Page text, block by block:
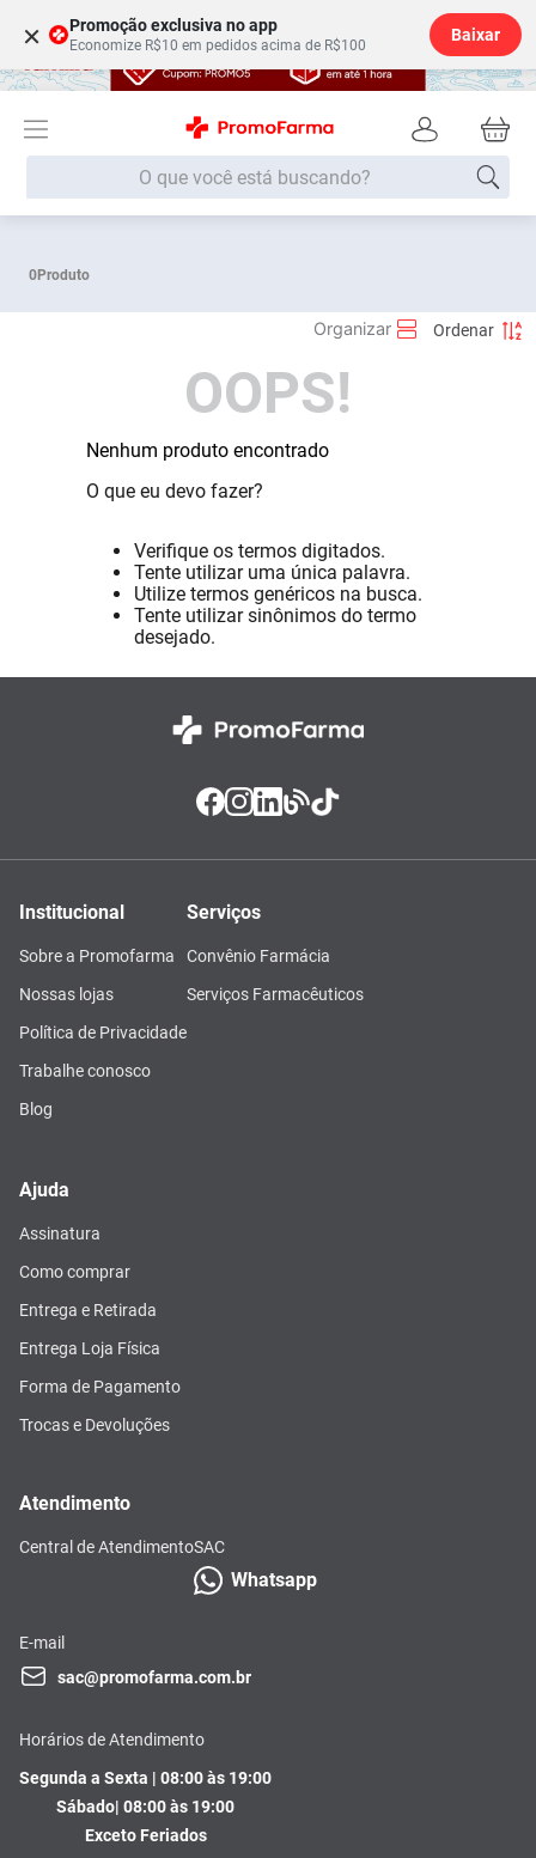
× Promoção exclusiva no app
Economize R$10 em pedidos acima de R$100
Baixar
O que você está buscando?
0Produto
OOPS!
Nenhum produto encontrado
O que eu devo fazer?
Verifique os termos digitados.
Tente utilizar uma única palavra.
Utilize termos genéricos na busca.
Tente utilizar sinônimos do termo
desejado.
Institucional
Sobre a Promofarma
Nossas lojas
Política de Privacidade
Trabalhe conosco
Blog
Serviços
Convênio Farmácia
Serviços Farmacêuticos
Ajuda
Assinatura
Como comprar
Entrega e Retirada
Entrega Loja Física
Forma de Pagamento
Trocas e Devoluções
Atendimento
Central de AtendimentoSAC
Whatsapp
E-mail
sac@promofarma.com.br
Horários de Atendimento
Segunda a Sexta | 08:00 às 19:00
Sábado| 08:00 às 19:00
Exceto Feriados
Fralda G
Desodorante
Absorvente
Pampers Confort Sec
Lavitan